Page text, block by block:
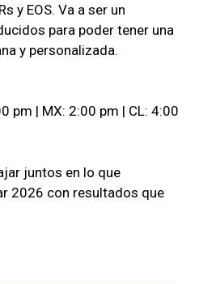
y EOS. Va a ser un
para poder tener una
y personalizada.
pm | MX: 2:00 pm | CL: 4:00
juntos en lo que
2026 con resultados que